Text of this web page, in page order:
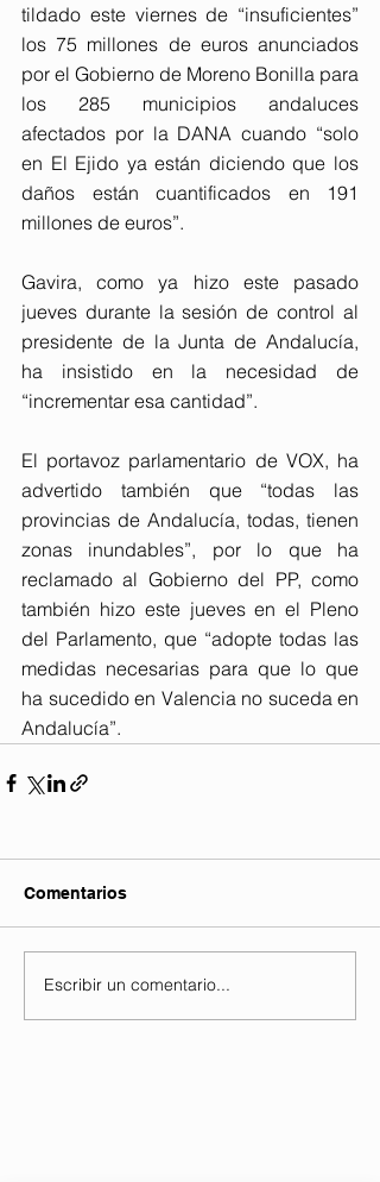
tildado este viernes de “insuficientes”
los 75 millones de euros anunciados
por el Gobierno de Moreno Bonilla para
los 285 municipios andaluces
afectados por la DANA cuando “solo
en El Ejido ya están diciendo que los
daños están cuantificados en 191
millones de euros”.
Gavira, como ya hizo este pasado
jueves durante la sesión de control al
presidente de la Junta de Andalucía,
ha insistido en la necesidad de
“incrementar esa cantidad”.
El portavoz parlamentario de VOX, ha
advertido también que “todas las
provincias de Andalucía, todas, tienen
zonas inundables”, por lo que ha
reclamado al Gobierno del PP, como
también hizo este jueves en el Pleno
del Parlamento, que “adopte todas las
medidas necesarias para que lo que
ha sucedido en Valencia no suceda en
Andalucía”.
Comentarios
Escribir un comentario...